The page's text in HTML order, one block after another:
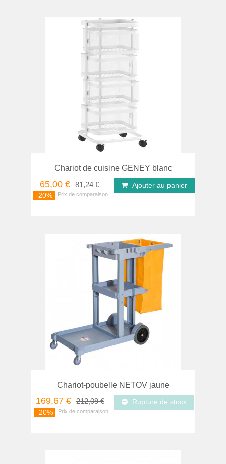
Chariot de cuisine GENEY blanc
65,00 € 81,24 €
-20%
Ajouter au panier
Chariot-poubelle NETOV jaune
169,67 € 212,09 €
-20%
Rupture de stock